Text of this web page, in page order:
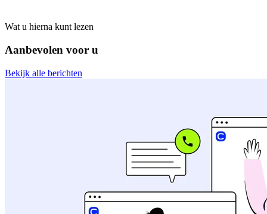
Wat u hierna kunt lezen
Aanbevolen voor u
Bekijk alle berichten